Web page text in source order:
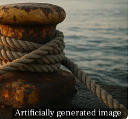
Artificially generated image